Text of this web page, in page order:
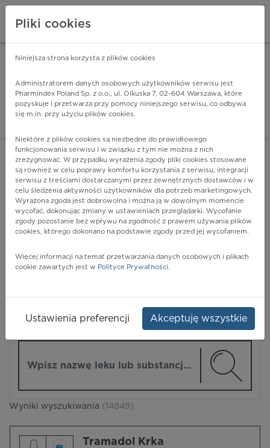
Pharmindex - lider
ZALOGUJ SIĘ
POKAŻ FILTRY
Pharmindex
Wyniki wyszukiwania (14849)
Tramadol Krka
Pliki cookies
Niniejsza strona korzysta z plików cookies
Administratorem danych osobowych użytkowników serwisu jest
Pharmindex Poland Sp. z o.o., ul. Olkuska 7, 02-604 Warszawa, które
pozyskuje i przetwarza przy pomocy niniejszego serwisu, co odbywa
się m.in. przy użyciu plików cookies.
Niektóre z plików cookies są niezbędne do prawidłowego
funkcjonowania serwisu i w związku z tym nie można z nich
zrezygnować. W przypadku wyrażenia zgody pliki cookies stosowane
są również w celu poprawy komfortu korzystania z serwisu, integracji
serwisu z treściami dostarczanymi przez zewnętrznych dostawców i w
celu śledzenia aktywności użytkowników dla potrzeb marketingowych.
Wyrażona zgoda jest dobrowolna i można ją w dowolnym momencie
wycofać, dokonując zmiany w ustawieniach przeglądarki. Wycofanie
zgody pozostanie bez wpływu na zgodność z prawem używania plików
cookies, którego dokonano na podstawie zgody przed jej wycofaniem.
Więcej informacji na temat przetwarzania danych osobowych i plikach
cookie zawartych jest w Polityce Prywatności.
Ustawienia preferencji Akceptuję wszystkie
ZA DARMO - w Google Play INSTALUJ